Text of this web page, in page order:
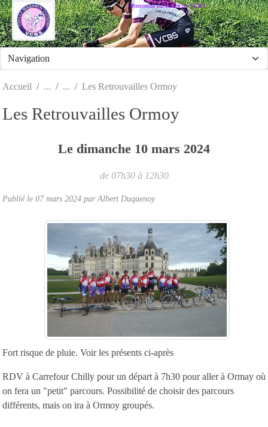
Bienvenue sur le site du VCBS
Accueil Les Retrouvailles Ormoy
Les Retrouvailles Ormoy
Le dimanche 10 mars 2024
de 07h30 à 12h30
Publié le 07 mars 2024 parAlbert Duquenoy
Fort risque de pluie. Voir les présents ci-après
RDV à Carrefour Chilly pour un départ à 7h30 pour aller à Ormay où
on fera un "petit" parcours. Possibilité de choisir des parcours
différents, mais on ira à Ormoy groupés.
Panneau de gestion des cookies